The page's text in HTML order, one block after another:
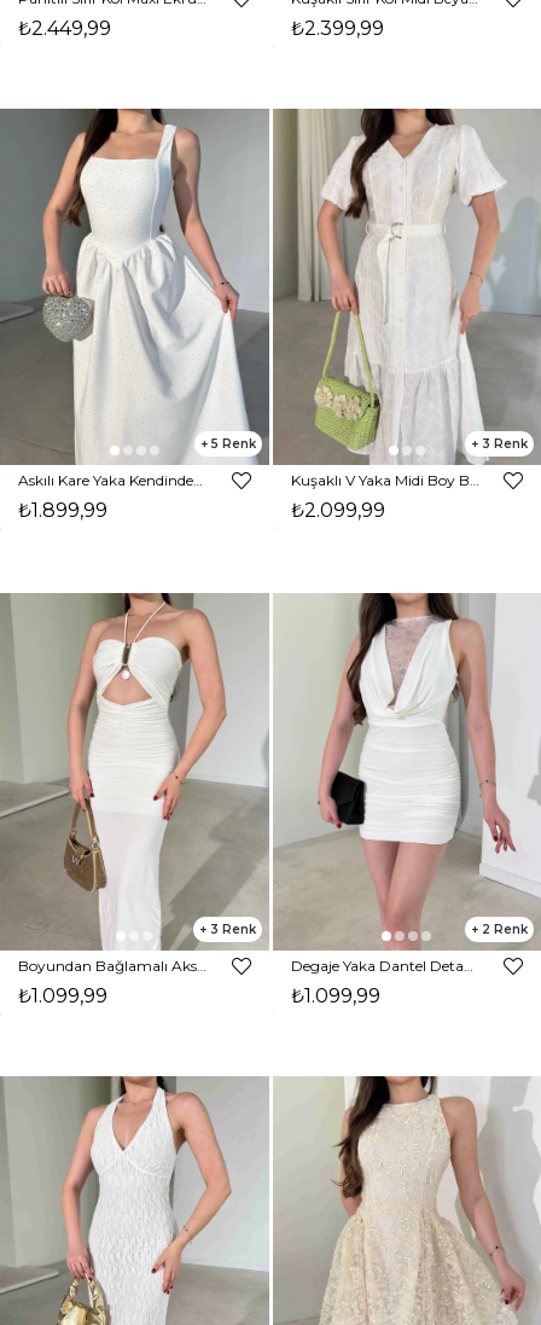
₺2.449,99 ₺2.399,99
5
Askılı Kare Yaka Kendinden Kuşaklı Taşlı Ekru Aden Kadın Elbise 26Y316
₺1.899,99
3
Kuşaklı V Yaka Midi Boy Beyaz Layla Kadın Elbise 26Y308
₺2.099,99
3
Boyundan Bağlamalı Aksesuarlı Midi Beyaz Lamont Kadın Elbise 26Y306
₺1.099,99
2
Degaje Yaka Dantel Detaylı Mini Beyaz Karla Kadın Elbise 26Y268
₺1.099,99